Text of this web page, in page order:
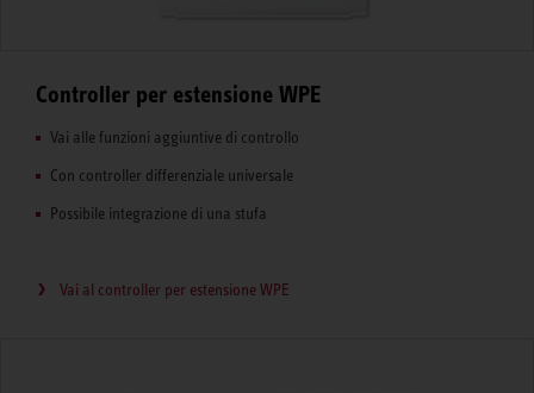
Controller per estensione WPE
Vai alle funzioni aggiuntive di controllo
Con controller differenziale universale
Possibile integrazione di una stufa
Vai al controller per estensione WPE